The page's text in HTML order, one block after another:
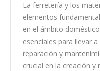
La ferretería y los
elementos
en el ámbito
esenciales para llevar
reparación y
crucial en la creación